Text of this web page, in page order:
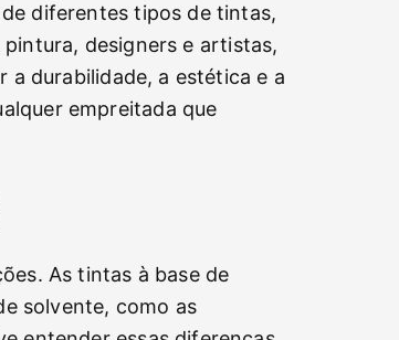
diferentes tipos de tintas,
designers e artistas,
durabilidade, a estética e a
empreitada que
As tintas à base de
solvente, como as